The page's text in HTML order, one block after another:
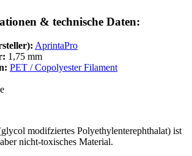
& technische Daten:
AprintaPro
1,75 mm
PET / Copolyester Filament
modifziertes Polyethylenterephthalat) ist
nicht-toxisches Material.